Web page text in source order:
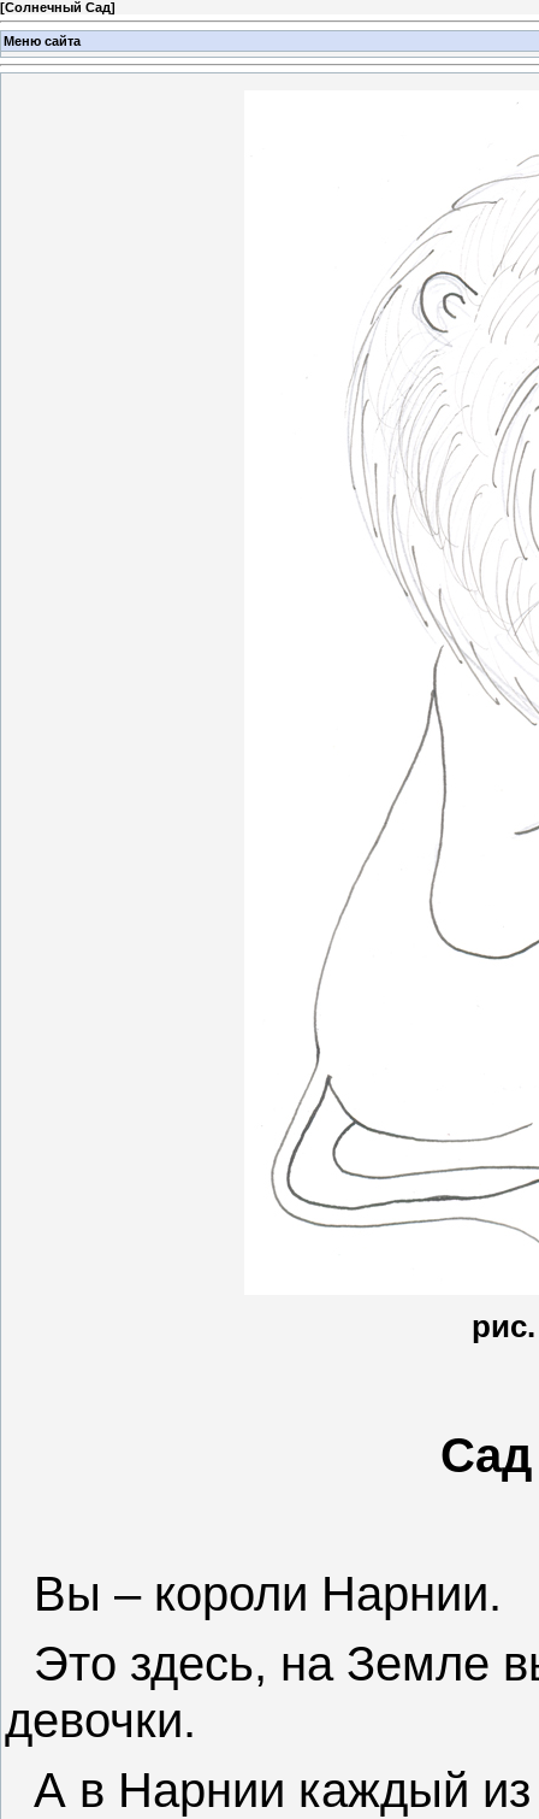
[Солнечный Сад]
Меню сайта
Вы – короли Нарнии.
Это здесь, на Земле
девочки.
А в Нарнии каждый из